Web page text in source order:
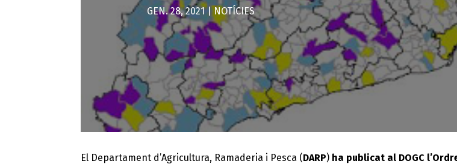
GEN. 28, 2021|NOTÍCIES
El Departament d’Agricultura, Ramaderia i Pesca (DARP) ha publicat al DOGC